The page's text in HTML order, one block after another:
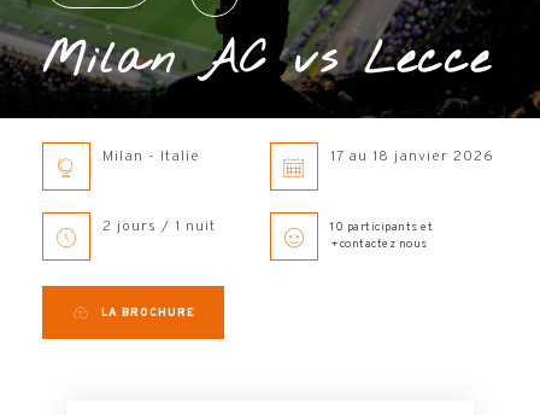
Milan AC vs Lecce
Milan - Italie 17 au 18 janvier 2026
2 jours / 1 nuit
10 participants et
+contactez nous
LA BROCHURE